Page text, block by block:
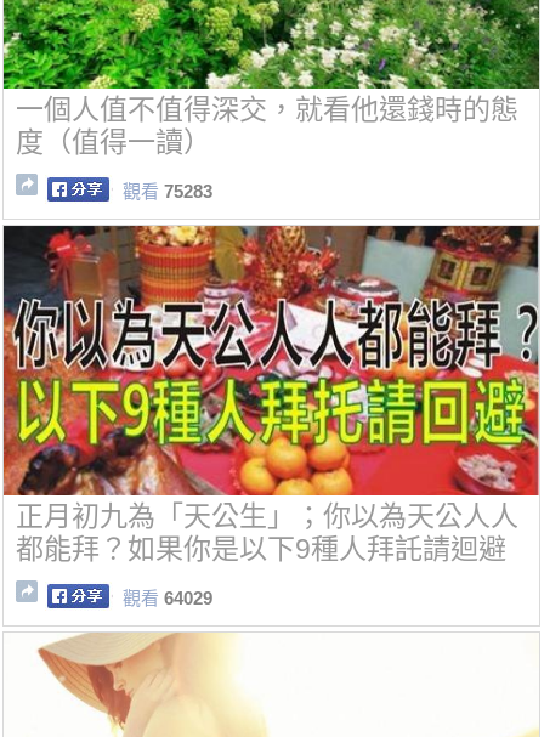
一個人值不值得深交，就看他還錢時的態
度（值得一讀）
觀看 75283
正月初九為「天公生」；你以為天公人人
都能拜？如果你是以下9種人拜託請迴避
觀看 64029